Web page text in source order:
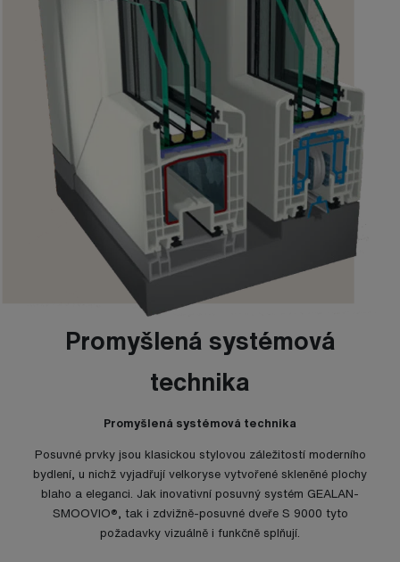
Promyšlená systémová
technika
Promyšlená systémová technika
Posuvné prvky jsou klasickou stylovou záležitostí moderního
bydlení, u nichž vyjadřují velkoryse vytvořené skleněné plochy
blaho a eleganci. Jak inovativní posuvný systém GEALAN-
SMOOVIO®, tak i zdvižně-posuvné dveře S 9000 tyto
požadavky vizuálně i funkčně splňují.